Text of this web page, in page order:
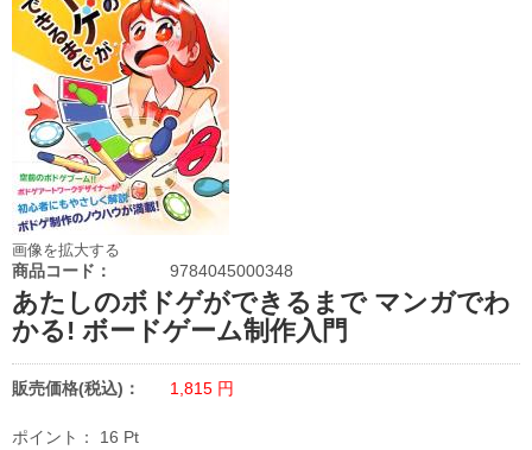
画像を拡大する
商品コード： 9784045000348
あたしのボドゲができるまで マンガでわ
かる! ボードゲーム制作入門
販売価格(税込)： 1,815 円
ポイント： 16 Pt